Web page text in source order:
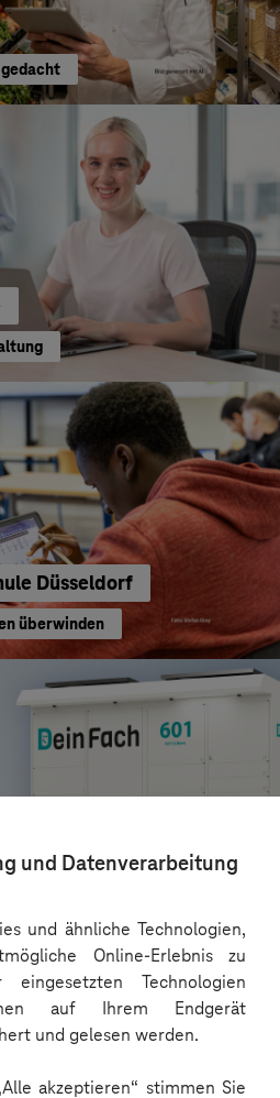
und Datenverarbeitung
und ähnliche Technologien,
Online-Erlebnis zu
Technologien
auf Ihrem Endgerät
und gelesen werden.
akzeptieren“ stimmen Sie
Düsseldorf
überwinden
laden